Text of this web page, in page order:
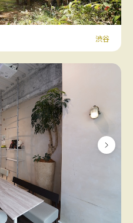
渋谷